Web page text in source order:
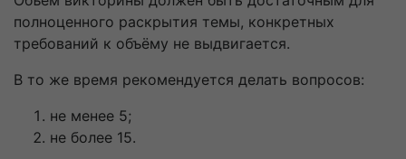
полноценного раскрытия темы, конкретных
требований к объёму не выдвигается.
В то же время рекомендуется делать вопросов:
не менее 5;
не более 15.